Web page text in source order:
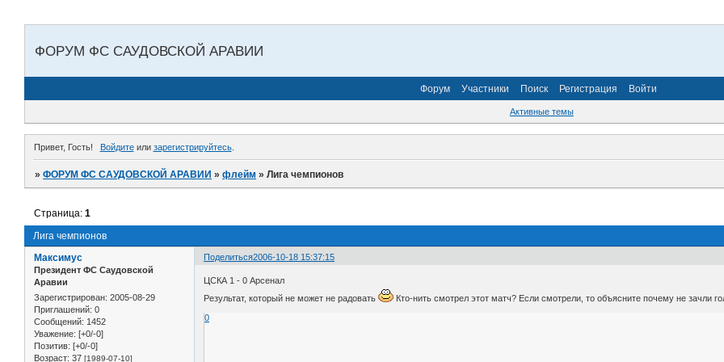
ФОРУМ ФС САУДОВСКОЙ АРАВИИ
Форум Участники Поиск Регистрация Войти
Активные темы
Привет, Гость! Войдитеили зарегистрируйтесь.
»ФОРУМ ФС САУДОВСКОЙ АРАВИИ »флейм »Лига чемпионов
Лига чемпионов
Страница:1
Поделиться2006-10-18 15:37:15
Максимус
Президент ФС Саудовской
Аравии
Зарегистрирован: 2005-08-29
Приглашений: 0
Сообщений: 1452
Уважение: [+0/-0]
Позитив: [+0/-0]
Возраст: 37 [1989-07-10]
ЦСКА 1 - 0 Арсенал
Результат, который не может не радовать
Кто-нить смотрел этот матч? Если смотрели, то объясните почему не зачли
0